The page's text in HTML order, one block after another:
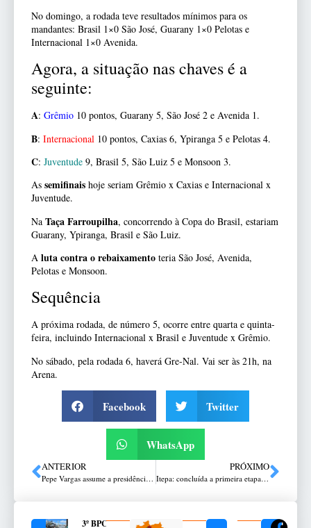
No domingo, a rodada teve resultados mínimos para os
mandantes: Brasil 1×0 São José, Guarany 1×0 Pelotas e
Internacional 1×0 Avenida.
Agora, a situação nas chaves é a
seguinte:
A: Grêmio 10 pontos, Guarany 5, São José 2 e Avenida 1.
B: Internacional 10 pontos, Caxias 6, Ypiranga 5 e Pelotas 4.
C: Juventude 9, Brasil 5, São Luiz 5 e Monsoon 3.
As semifinais hoje seriam Grêmio x Caxias e Internacional x
Juventude.
Na Taça Farroupilha, concorrendo à Copa do Brasil, estariam
Guarany, Ypiranga, Brasil e São Luiz.
A luta contra o rebaixamento teria São José, Avenida,
Pelotas e Monsoon.
Sequência
A próxima rodada, de número 5, ocorre entre quarta e quinta-
feira, incluindo Internacional x Brasil e Juventude x Grêmio.
No sábado, pela rodada 6, haverá Gre-Nal. Vai ser às 21h, na
Arena.
Facebook Twitter
WhatsApp
ANTERIOR
Pepe Vargas assume a presidência da Assembleia Legislativa do RS
PRÓXIMO
Itepa: concluída a primeira etapa da Pós-Graduação em Espiritualidade
3º BPChq